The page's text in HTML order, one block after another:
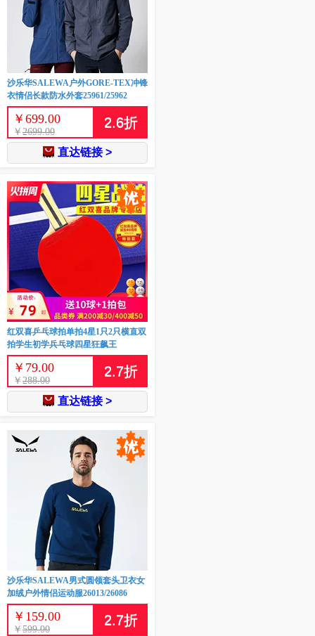
沙乐华SALEWA户外GORE-TEX冲锋
衣情侣长款防水外套25961/25962
￥ 699.00
￥ 2699.00
2.6折
直达链接 >
红双喜乒乓球拍单拍4星1只2只横直双
拍学生初学兵乓球四星狂飙王
￥ 79.00
￥ 288.00
2.7折
直达链接 >
沙乐华SALEWA男式圆领套头卫衣女
加绒户外情侣运动服26013/26086
￥ 159.00
￥ 599.00
2.7折